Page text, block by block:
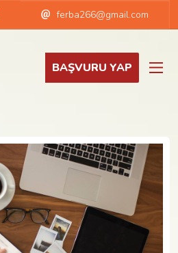
ferba266@gmail.com
BAŞVURU YAP